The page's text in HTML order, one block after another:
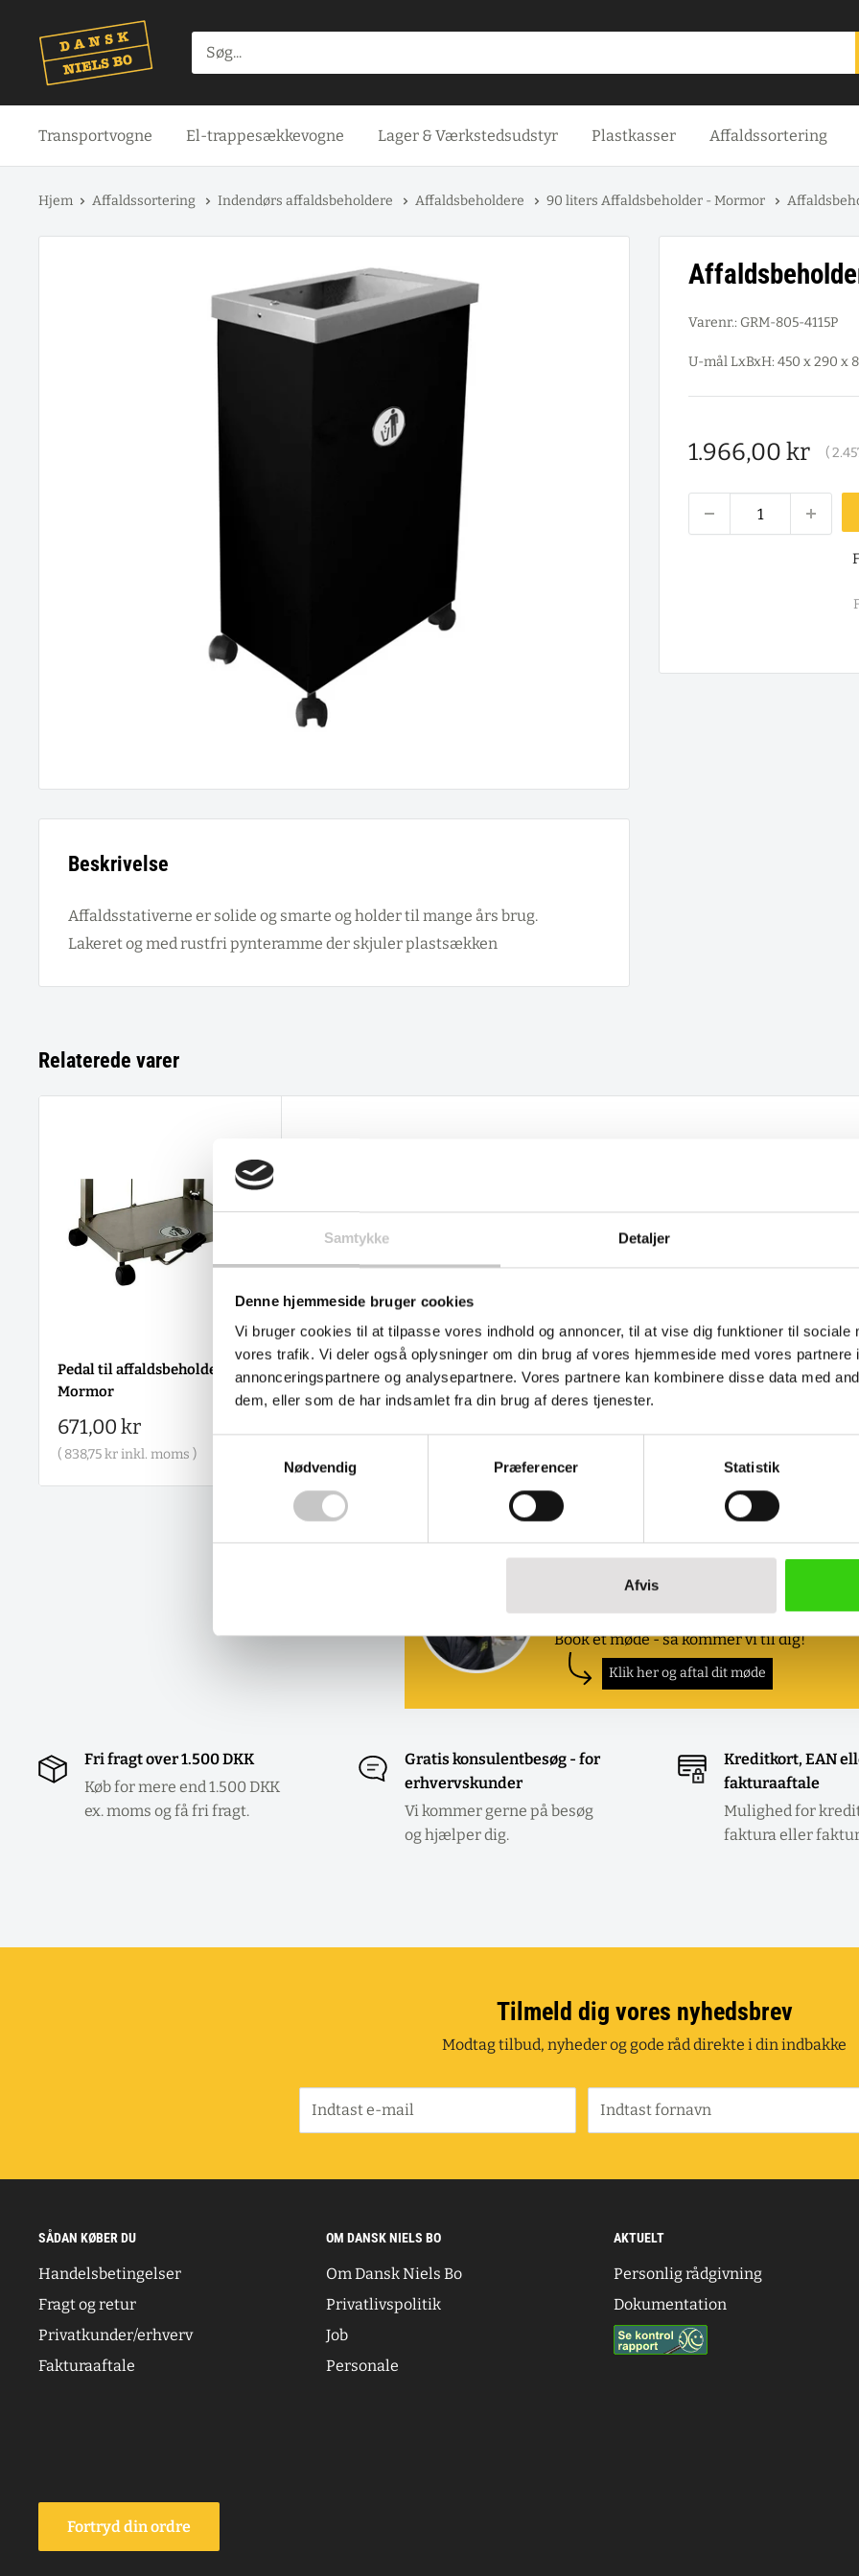
Samtykke Detaljer
Denne hjemmeside bruger cookies
Vi bruger cookies til at tilpasse vores indhold og annoncer, til at vise dig funktioner til sociale
vores trafik. Vi deler også oplysninger om din brug af vores hjemmeside med vores partnere
annonceringspartnere og analysepartnere. Vores partnere kan kombinere disse data med
dem, eller som de har indsamlet fra din brug af deres tjenester.
Nødvendig
Præferencer Statistik
Afvis
indhold
Transportvogne El-trappesækkevogne Lager & Værkstedsudstyr Plastkasser Affaldssortering
Hjem Affaldssortering Indendørs affaldsbeholdere Affaldsbeholdere 90 liters Affaldsbeholder - Mormor
Varenr.: GRM-805-4115P
U-mål LxBxH: 450 x 290 x
Salgspris
1.966,00 kr (
Beskrivelse
Affaldsstativerne er solide og smarte og holder til mange års brug.
Lakeret og med rustfri pynteramme der skjuler plastsækken
Relaterede varer
Pedal til affaldsbeholder
Mormor
Salgspris
671,00 kr
( 838,75 krinkl. moms )
Ønsker du at se eller prøve nogle af vores
produkter?
Book et møde - så kommer vi til dig!
Klik her og aftal dit møde
Fri fragt over 1.500 DKK
Køb for mere end 1.500 DKK
ex. moms og få fri fragt.
Gratis konsulentbesøg - for
erhvervskunder
Vi kommer gerne på besøg
og hjælper dig.
Kreditkort, EAN
fakturaaftale
Mulighed for
faktura eller
Tilmeld dig vores nyhedsbrev
Modtag tilbud, nyheder og gode råd direkte i din indbakke
Indtast e-mail Indtast fornavn
SÅDAN KØBER DU
Handelsbetingelser
Fragt og retur
Privatkunder/erhverv
Fakturaaftale
OM DANSK NIELS BO
Om Dansk Niels Bo
Privatlivspolitik
Job
Personale
AKTUELT
Personlig rådgivning
Dokumentation
Fortryd din ordre